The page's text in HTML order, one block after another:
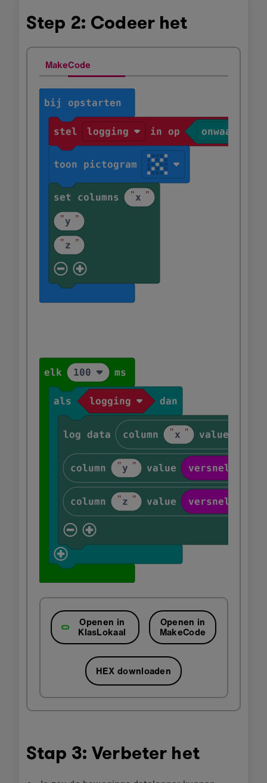
Step 2: Codeer het
MakeCode
Openen in
KlasLokaal
Openen in
MakeCode
HEX downloaden
Stap 3: Verbeter het